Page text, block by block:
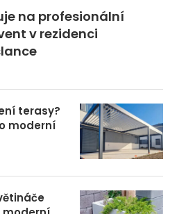
na profesionální
v rezidenci
terasy?
moderní